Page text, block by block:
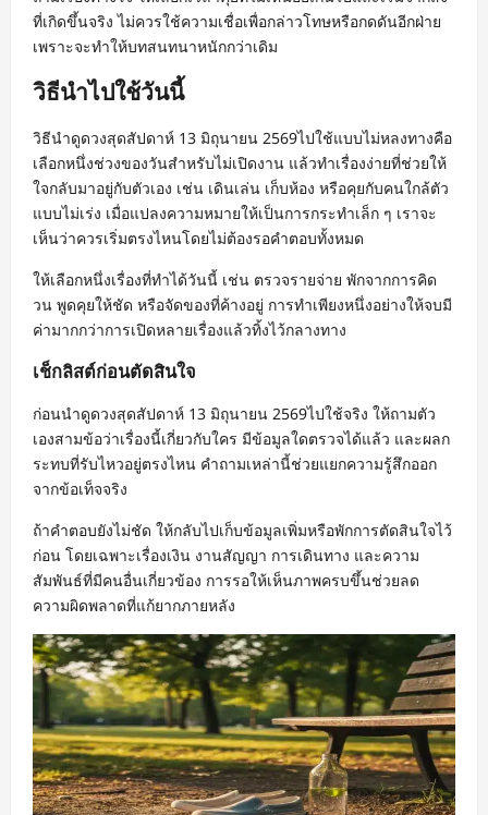
ที่เกิดขึ้นจริง ไม่ควรใช้ความเชื่อเพื่อกล่าวโทษหรือกดดันอีกฝ่าย
เพราะจะทำให้บทสนทนาหนักกว่าเดิม
วิธีนำไปใช้วันนี้
วิธีนำดูดวงสุดสัปดาห์ 13 มิถุนายน 2569ไปใช้แบบไม่หลงทางคือ
เลือกหนึ่งช่วงของวันสำหรับไม่เปิดงาน แล้วทำเรื่องง่ายที่ช่วยให้
ใจกลับมาอยู่กับตัวเอง เช่น เดินเล่น เก็บห้อง หรือคุยกับคนใกล้ตัว
แบบไม่เร่ง เมื่อแปลงความหมายให้เป็นการกระทำเล็ก ๆ เราจะ
เห็นว่าควรเริ่มตรงไหนโดยไม่ต้องรอคำตอบทั้งหมด
ให้เลือกหนึ่งเรื่องที่ทำได้วันนี้ เช่น ตรวจรายจ่าย พักจากการคิด
วน พูดคุยให้ชัด หรือจัดของที่ค้างอยู่ การทำเพียงหนึ่งอย่างให้จบมี
ค่ามากกว่าการเปิดหลายเรื่องแล้วทิ้งไว้กลางทาง
เช็กลิสต์ก่อนตัดสินใจ
ก่อนนำดูดวงสุดสัปดาห์ 13 มิถุนายน 2569ไปใช้จริง ให้ถามตัว
เองสามข้อว่าเรื่องนี้เกี่ยวกับใคร มีข้อมูลใดตรวจได้แล้ว และผลก
ระทบที่รับไหวอยู่ตรงไหน คำถามเหล่านี้ช่วยแยกความรู้สึกออก
จากข้อเท็จจริง
ถ้าคำตอบยังไม่ชัด ให้กลับไปเก็บข้อมูลเพิ่มหรือพักการตัดสินใจไว้
ก่อน โดยเฉพาะเรื่องเงิน งานสัญญา การเดินทาง และความ
สัมพันธ์ที่มีคนอื่นเกี่ยวข้อง การรอให้เห็นภาพครบขึ้นช่วยลด
ความผิดพลาดที่แก้ยากภายหลัง